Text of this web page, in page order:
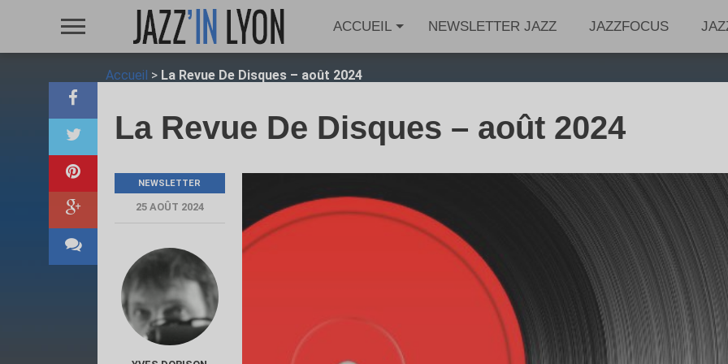
ACCUEIL NEWSLETTER JAZZ JAZZFOCUS
Accueil > La Revue De Disques – août 2024
La Revue De Disques – août 2024
NEWSLETTER
25 AOÛT 2024